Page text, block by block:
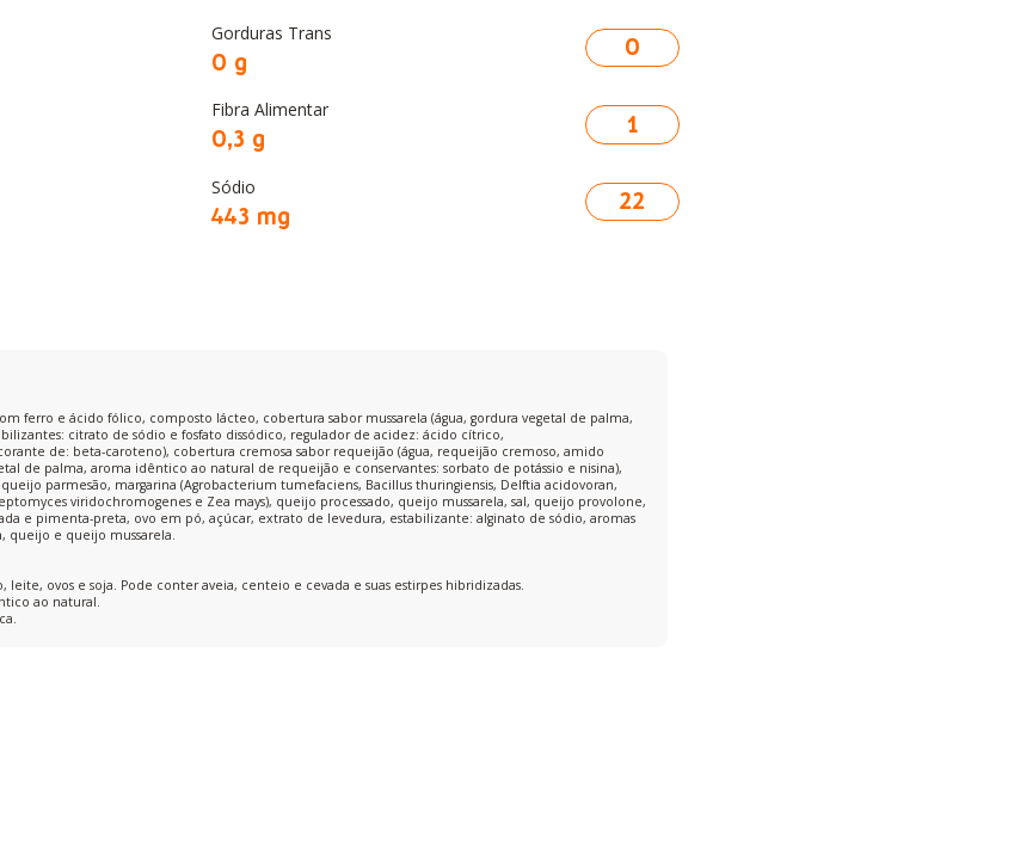
Gorduras Trans
0 g 0
Fibra Alimentar
0,3 g 1
Sódio
443 mg 22
ferro e ácido fólico, composto lácteo, cobertura sabor mussarela (água, gordura vegetal de palma,
citrato de sódio e fosfato dissódico, regulador de acidez: ácido cítrico,
de: beta-caroteno), cobertura cremosa sabor requeijão (água, requeijão cremoso, amido
de palma, aroma idêntico ao natural de requeijão e conservantes: sorbato de potássio e nisina),
parmesão, margarina (Agrobacterium tumefaciens, Bacillus thuringiensis, Delftia acidovoran,
viridochromogenes e Zea mays), queijo processado, queijo mussarela, sal, queijo provolone,
e pimenta-preta, ovo em pó, açúcar, extrato de levedura, estabilizante: alginato de sódio, aromas
queijo e queijo mussarela.
leite, ovos e soja. Pode conter aveia, centeio e cevada e suas estirpes hibridizadas.
ao natural.